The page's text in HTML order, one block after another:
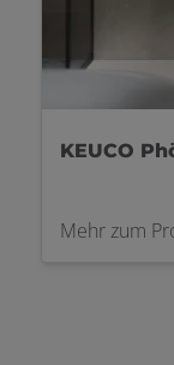
KEUCO
Mehr zum